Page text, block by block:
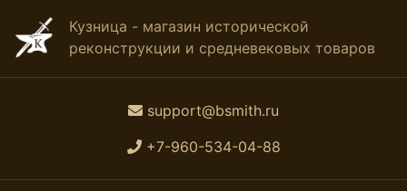
Кузница - магазин исторической
реконструкции и средневековых товаров
support@bsmith.ru
+7-960-534-04-88